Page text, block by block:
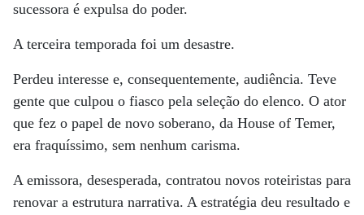
sucessora é expulsa do poder.
A terceira temporada foi um desastre.
Perdeu interesse e, consequentemente, audiência. Teve
gente que culpou o fiasco pela seleção do elenco. O ator
que fez o papel de novo soberano, da House of Temer,
era fraquíssimo, sem nenhum carisma.
A emissora, desesperada, contratou novos roteiristas para
renovar a estrutura narrativa. A estratégia deu resultado e